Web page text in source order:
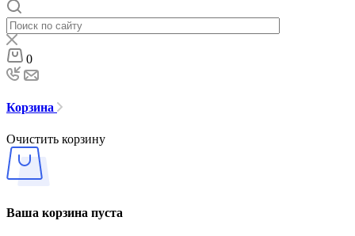
0
Корзина
Очистить корзину
Ваша корзина пуста